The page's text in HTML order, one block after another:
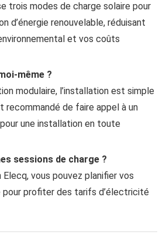
trois modes de charge solaire pour
d’énergie renouvelable, réduisant
et vos coûts
même ?
modulaire, l’installation est simple
recommandé de faire appel à un
une installation en toute
sessions de charge ?
Elecq, vous pouvez planifier vos
pour profiter des tarifs d’électricité